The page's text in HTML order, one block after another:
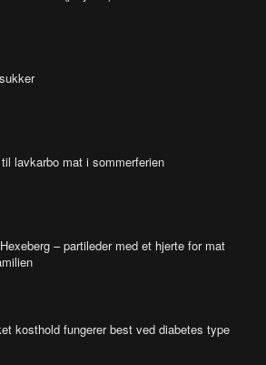
lavkarbo mat i sommerferien
– partileder med et hjerte for mat
kosthold fungerer best ved diabetes type